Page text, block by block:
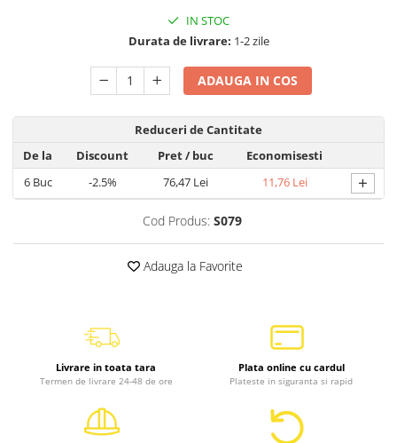
IN STOC
Durata de livrare: 1-2 zile
ADAUGA IN COS
Reduceri de Cantitate
De la
Discount Pret/ buc
Economisesti
6Buc -2.5% 76,47 Lei 11,76 Lei +
Cod Produs: S079
Adauga la Favorite
Livrare in toata tara
Termen de livrare 24-48 de ore
Plata online cu cardul
Plateste in siguranta si rapid